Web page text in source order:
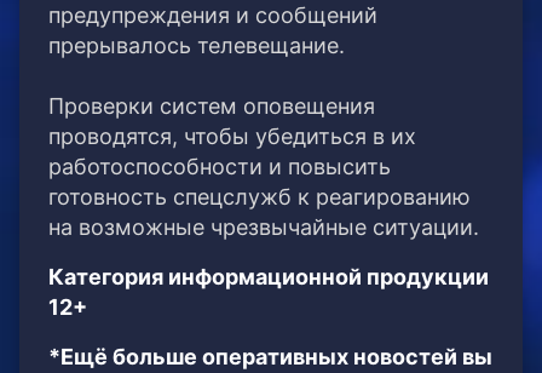
предупреждения и сообщений
прерывалось телевещание.
Проверки систем оповещения
проводятся, чтобы убедиться в их
работоспособности и повысить
готовность спецслужб к реагированию
на возможные чрезвычайные ситуации.
Категория информационной продукции
12+
*Ещё больше оперативных новостей вы